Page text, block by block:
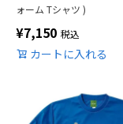
ォーム Tシャツ )
¥7,150 税込
カートに入れる